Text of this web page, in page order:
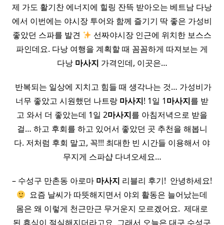
제 가도 활기찬 에너지에 힐링 잔뜩 받아오는 베트남 다낭
에서 이번에는 야시장 투어와 함께 즐기기 딱 좋은 가성비
좋았던 스파를 발견
선짜야시장 인근에 위치한 보스스
파인데요. 다낭 여행을 계획할 때 꼼꼼하게 따져보는 게
다낭 마사지 가격인데, 이곳은…
​ 반복되는 일상에 지치고 힘들 때 생각나는 것… 가성비가
너무 좋았고 시원했던 나트랑 마사지! 1일 1마사지를 받
고 와서 더 좋았는데 1일 2마사지를 아침저녁으로 받을
걸… 하고 후회를 하고 있어서 좋았던 곳 추천을 해봅니
다. 저처럼 후회 말고, 꼭!!! 최대한 빈 시간들 이용해서 야
무지게 스파샵 다녀오세요…
– 수성구 만촌동 아로마 마사지 리블리 후기! ​ 안녕하세요!
​ 요즘 날씨가 따뜻해지면서 야외 활동은 늘어났는데
몸은 왜 이렇게 천근만근 무거운지 모르겠어요. ​ 제대로
된 휴식이 절실해지더라고요 ​ 그래서 오늘은 대구 수성구